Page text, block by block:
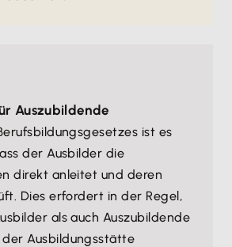
Auszubildende
ist es
der Ausbilder die
direkt anleitet und deren
Dies erfordert in der Regel,
als auch Auszubildende
Ausbildungsstätte